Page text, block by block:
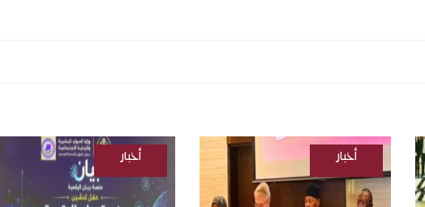
أخبار
/
أخبار